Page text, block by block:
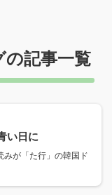
の記事一覧
い日に
みが「た行」の韓国ド